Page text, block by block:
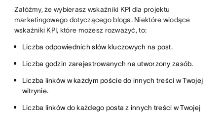
Załóżmy, że wybierasz wskaźniki KPI dla projektu
marketingowego dotyczącego bloga. Niektóre wiodące
wskaźniki KPI, które możesz rozważyć, to:
Liczba odpowiednich słów kluczowych na post.
Liczba godzin zarejestrowanych na utworzony zasób.
Liczba linków w każdym poście do innych treści w Twojej
witrynie.
Liczba linków do każdego posta z innych treści w Twojej